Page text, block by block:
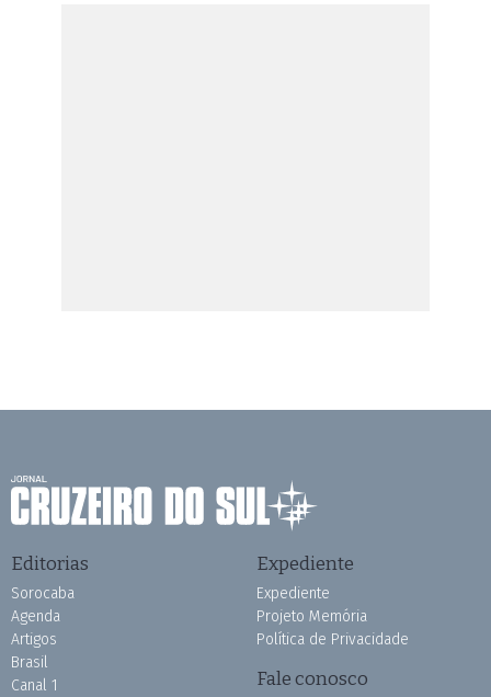
Editorias
Sorocaba
Agenda
Artigos
Brasil
Canal 1
Expediente
Expediente
Projeto Memória
Política de Privacidade
Fale conosco